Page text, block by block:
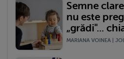
Semne
nu este
„grădi"...
MARIANA VOINEA |